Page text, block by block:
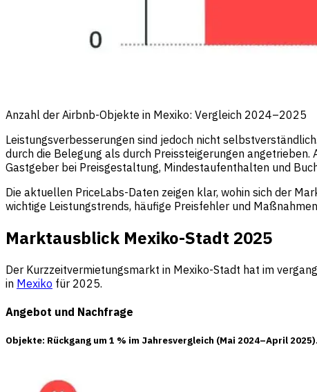
Anzahl der Airbnb-Objekte in Mexiko: Vergleich 2024–2025
Leistungsverbesserungen sind jedoch nicht
durch die Belegung als durch Preissteigerungen
Gastgeber bei Preisgestaltung, Mindestaufenthalten und
Die aktuellen PriceLabs-Daten zeigen klar, wohin sich der
wichtige Leistungstrends, häufige Preisfehler und
Marktausblick Mexiko-Stadt 2025
Der Kurzzeitvermietungsmarkt in Mexiko-Stadt hat im
in Mexiko für 2025.
Angebot und Nachfrage
Objekte: Rückgang um 1 % im Jahresvergleich (Mai 2024–April 2025).